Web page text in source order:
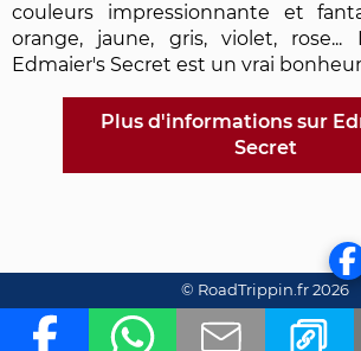
couleurs impressionnante et
orange, jaune, gris, violet, rose...
Edmaier's Secret est un vrai
Plus d'informations sur
Secret
© RoadTrippin.fr 2026